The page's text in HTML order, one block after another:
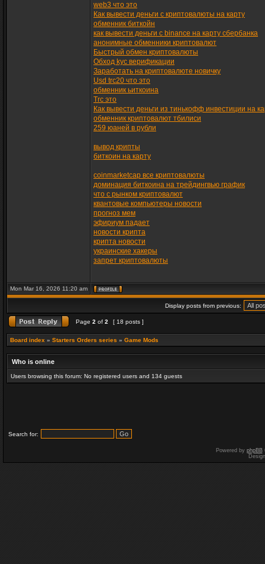
web3 что это
Как вывести деньги с криптовалюты на карту
обменник биткойн
как вывести деньги с binance на карту сбербанка
анонимные обменники криптовалют
Быстрый обмен криптовалюты
Обход kyc верификации
Заработать на криптовалюте новичку
Usd trc20 что это
обменник ьиткоина
Trc это
Как вывести деньги из тинькофф инвестиции на
обменник криптовалют тбилиси
259 юаней в рубли
вывод крипты
биткоин на карту
coinmarketcap все криптовалюты
доминация биткоина на трейдингвью график
что с рынком криптовалют
квантовые компьютеры новости
прогноз мем
эфириум падает
новости крипта
крипта новости
украинские хакеры
запрет криптовалюты
Mon Mar 16, 2026 11:20 am
Display posts from previous:
Page 2 of 2 [ 18 posts ]
Board index » Starters Orders series » Game Mods
Who is online
Users browsing this forum: No registered users and 134 guests
Search for:
Powered by phpBB